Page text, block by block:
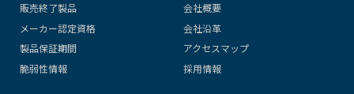
販売終了製品
メーカー認定資格
製品保証期間
脆弱性情報
会社概要
会社沿革
アクセスマップ
採用情報